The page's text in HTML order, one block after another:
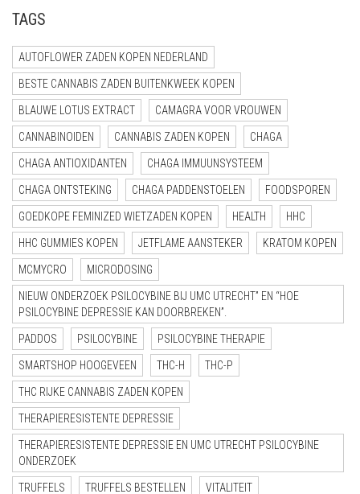
TAGS
AUTOFLOWER ZADEN KOPEN NEDERLAND
BESTE CANNABIS ZADEN BUITENKWEEK KOPEN
BLAUWE LOTUS EXTRACT CAMAGRA VOOR VROUWEN
CANNABINOIDEN CANNABIS ZADEN KOPEN CHAGA
CHAGA ANTIOXIDANTEN CHAGA IMMUUNSYSTEEM
CHAGA ONTSTEKING CHAGA PADDENSTOELEN FOODSPOREN
GOEDKOPE FEMINIZED WIETZADEN KOPEN HEALTH HHC
HHC GUMMIES KOPEN JETFLAME AANSTEKER KRATOM KOPEN
MCMYCRO MICRODOSING
NIEUW ONDERZOEK PSILOCYBINE BIJ UMC UTRECHT” EN “HOE
PSILOCYBINE DEPRESSIE KAN DOORBREKEN”.
PADDOS PSILOCYBINE PSILOCYBINE THERAPIE
SMARTSHOP HOOGEVEEN THC-H THC-P
THC RIJKE CANNABIS ZADEN KOPEN
THERAPIERESISTENTE DEPRESSIE
THERAPIERESISTENTE DEPRESSIE EN UMC UTRECHT PSILOCYBINE
ONDERZOEK
TRUFFELS TRUFFELS BESTELLEN VITALITEIT